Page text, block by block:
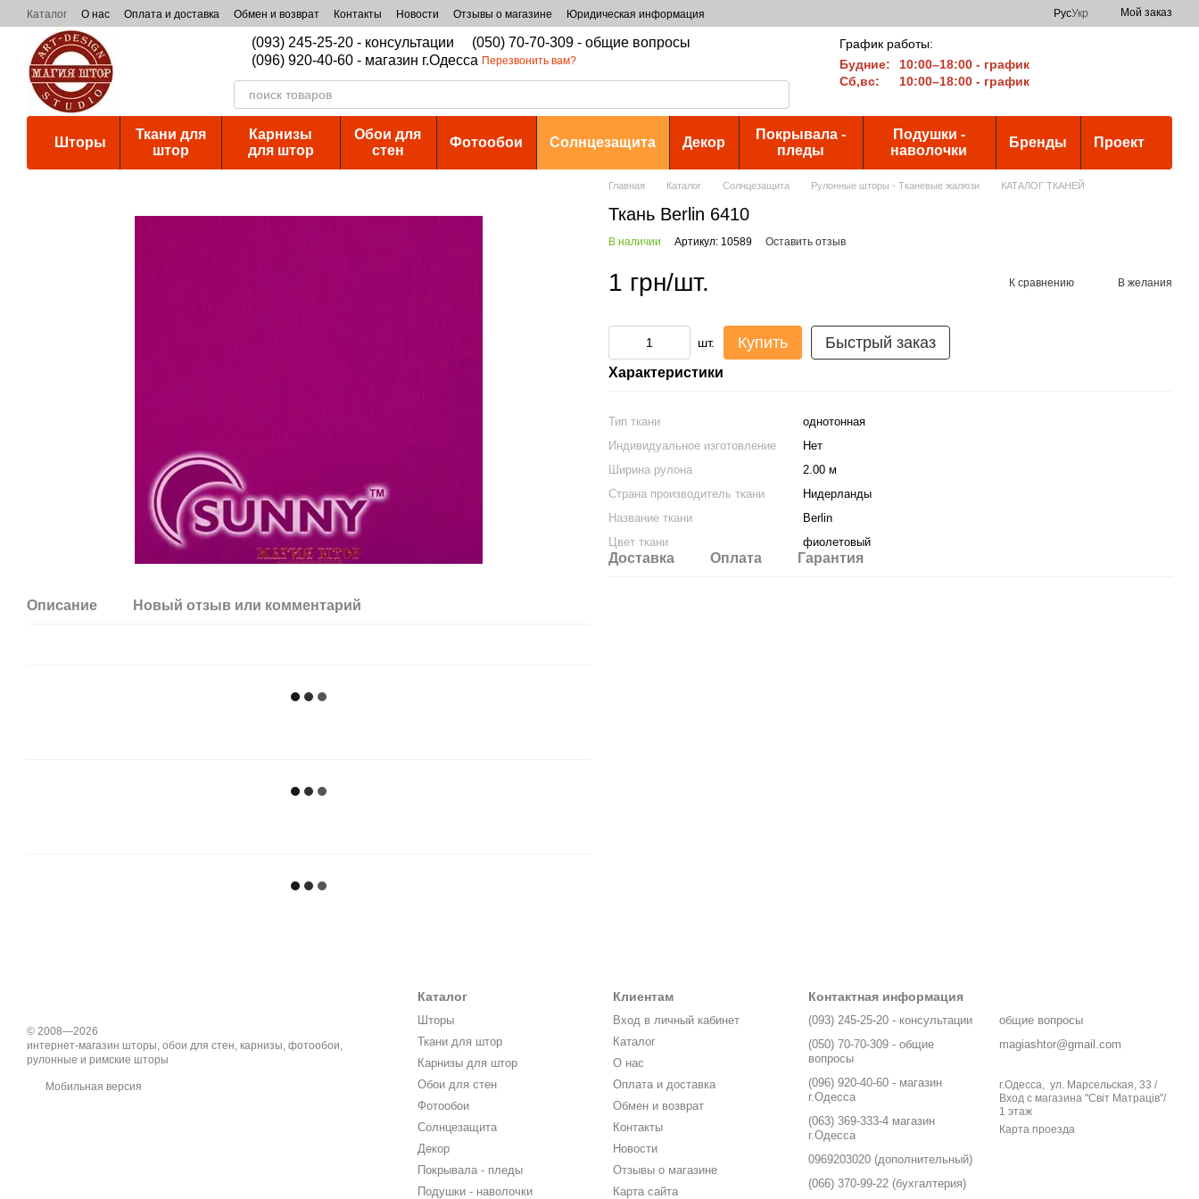
Перейти к основному контенту
Каталог О нас Оплата и доставка Обмен и возврат Контакты Новости Отзывы о магазине Юридическая информация РусУкр Мой заказ
(093) 245-25-20 - консультации
(050) 70-70-309 - общие вопросы
(096) 920-40-60 - магазин г.Одесса Перезвонить вам?
График работы:
Будние:
10:00–18:00 - график
Сб,вс:
10:00–18:00 - график
Шторы
Ткани для
штор
Карнизы
для штор
Обои для
стен
Фотообои Солнцезащита Декор
Покрывала -
пледы
Подушки -
наволочки
Бренды Проект
Описание Новый отзыв или комментарий
Главная Каталог Солнцезащита Рулонные шторы - Тканевые жалюзи КАТАЛОГ ТКАНЕЙ
Ткань Berlin 6410
В наличии Артикул: 10589 Оставить отзыв
1 грн/шт. К сравнению В желания
шт. Купить Быстрый заказ
Характеристики
Тип ткани
однотонная
Индивидуальное изготовление
Нет
Ширина рулона
2.00 м
Страна производитель ткани
Нидерланды
Название ткани
Berlin
Цвет ткани
фиолетовый
Доставка Оплата Гарантия
© 2008—2026
интернет-магазин шторы, обои для стен, карнизы, фотообои,
рулонные и римские шторы
Мобильная версия
Каталог
Шторы
Ткани для штор
Карнизы для штор
Обои для стен
Фотообои
Солнцезащита
Декор
Покрывала - пледы
Подушки - наволочки
Клиентам
Вход в личный кабинет
Каталог
О нас
Оплата и доставка
Обмен и возврат
Контакты
Новости
Отзывы о магазине
Карта сайта
Контактная информация
(093) 245-25-20 - консультации
(050) 70-70-309 - общие
вопросы
(096) 920-40-60 - магазин
г.Одесса
(063) 369-333-4 магазин
г.Одесса
0969203020 (дополнительный)
(066) 370-99-22 (бухгалтерия)
общие вопросы
magiashtor@gmail.com
г.Одесса, ул. Марсельская, 33 /
Вход с магазина "Світ Матраців"/
1 этаж
Карта проезда